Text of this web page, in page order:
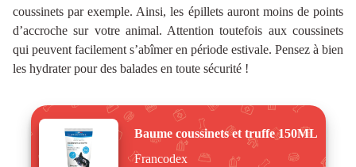
coussinets par exemple. Ainsi, les épillets auront moins de points
d’accroche sur votre animal. Attention toutefois aux coussinets
qui peuvent facilement s’abîmer en période estivale. Pensez à bien
les hydrater pour des balades en toute sécurité !
Baume coussinets et truffe 150ML
Francodex